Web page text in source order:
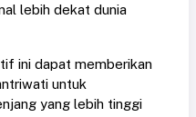
lebih dekat dunia
ini dapat memberikan
untuk
yang lebih tinggi